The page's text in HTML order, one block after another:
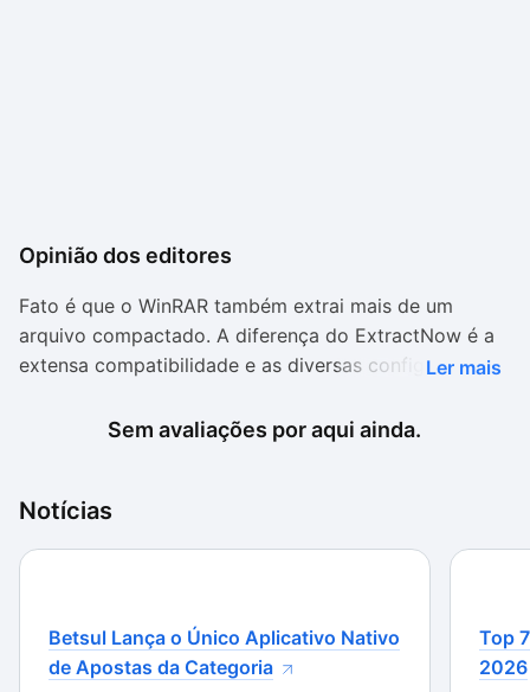
Opinião dos editores
Fato é que o WinRAR também extrai mais de um
arquivo compactado. A diferença do ExtractNow é a
extensa compatibilidade e as diversas configurações
Usuários que, além de extrair também comprimem
completo. Já quem apenas extrai muitos arquivos
Pequeno, simples, com integração ao menu de
muitas configurações, o ExtractNow é uma ótima
pedida. Vale lembrar que também funciona no
pendrive.
Ler mais
Sem avaliações por aqui ainda.
Notícias
Betsul Lança o Único Aplicativo Nativo
de Apostas da Categoria
Top
2026